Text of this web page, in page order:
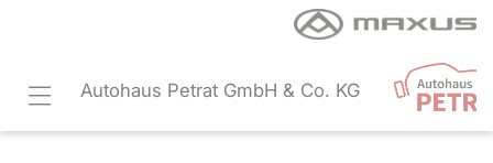
Autohaus Petrat GmbH & Co. KG